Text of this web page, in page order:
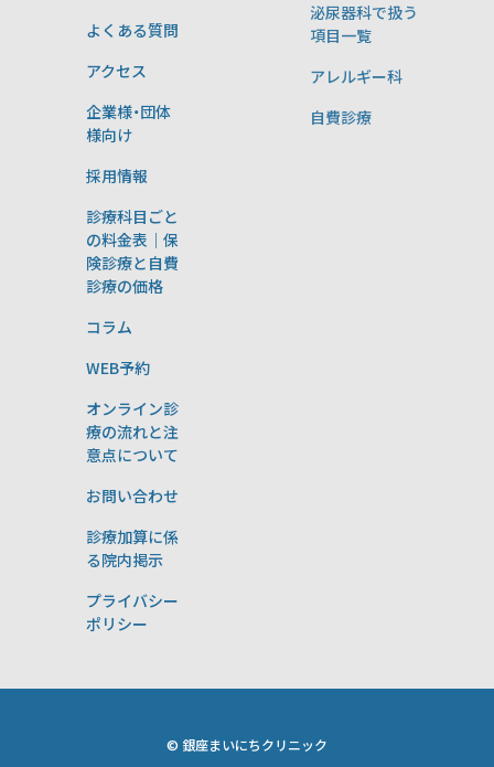
よくある質問
アクセス
企業様・団体
様向け
採用情報
診療科目ごと
の料金表｜保
険診療と自費
診療の価格
コラム
WEB予約
オンライン診
療の流れと注
意点について
お問い合わせ
診療加算に係
る院内掲示
プライバシー
ポリシー
泌尿器科で扱う
項目一覧
アレルギー科
自費診療
© 銀座まいにちクリニック